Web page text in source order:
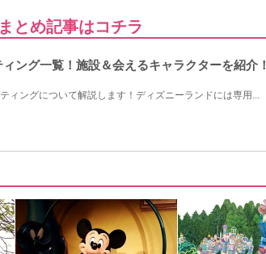
とめ記事はコチラ
ング一覧！施設＆会えるキャラクターを紹介！
ィングについて解説します！ディズニーランドには専用...